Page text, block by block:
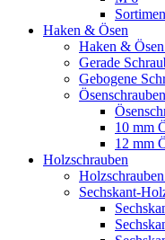
Haken & Ösen
Haken &
Gerade
Gebogene
Ösenschrauben
10 mm
12 mm
Holzschrauben
Sechskant-